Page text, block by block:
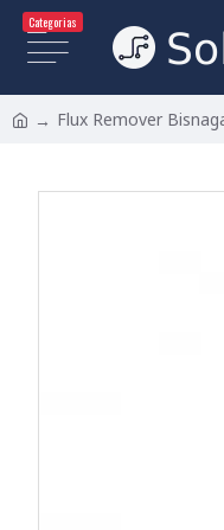
Categorias
Flux Remover